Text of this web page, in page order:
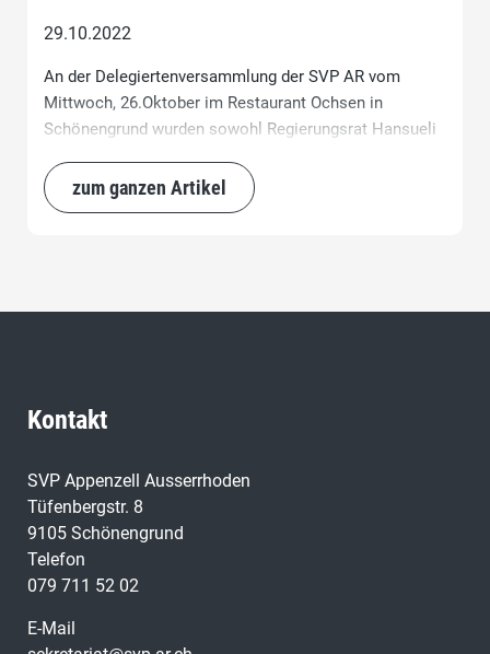
29.10.2022
An der Delegiertenversammlung der SVP AR vom
Mittwoch, 26.Oktober im Restaurant Ochsen in
Schönengrund wurden sowohl Regierungsrat Hansueli
den 38 anwesenden Delegierten einstimmig zur
Wiederwahl nominiert.
zum ganzen Artikel
Kontakt
SVP Appenzell Ausserrhoden
Tüfenbergstr. 8
9105 Schönengrund
Telefon
079 711 52 02
E-Mail